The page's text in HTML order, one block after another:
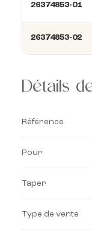
26374853-01
26374853-02
Détails
Référence
Pour
Taper
Type de vente